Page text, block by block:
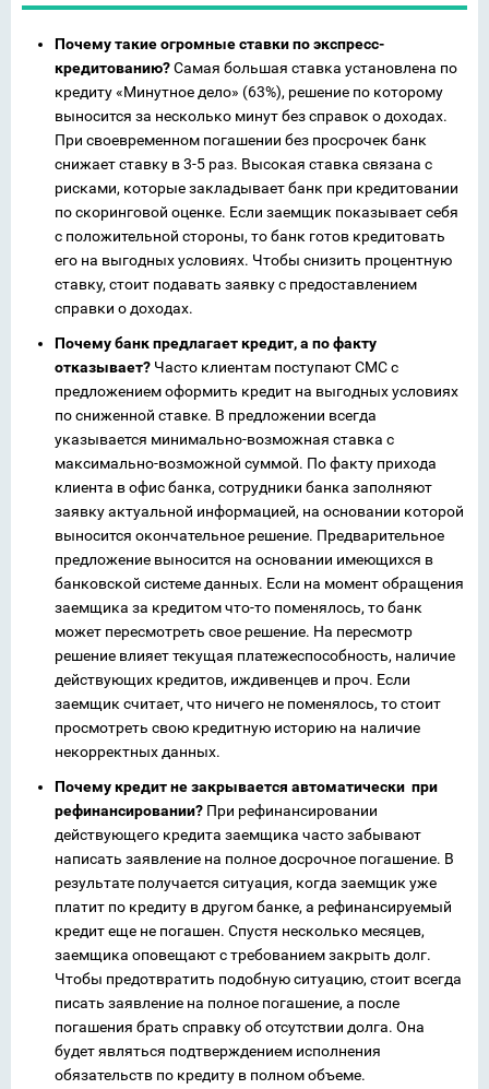
Почему такие огромные ставки по экспресс-
кредитованию?Самая большая ставка установлена по
кредиту «Минутное дело» (63%), решение по которому
выносится за несколько минут без справок о доходах.
При своевременном погашении без просрочек банк
снижает ставку в 3-5 раз. Высокая ставка связана с
рисками, которые закладывает банк при кредитовании
по скоринговой оценке. Если заемщик показывает себя
с положительной стороны, то банк готов кредитовать
его на выгодных условиях. Чтобы снизить процентную
ставку, стоит подавать заявку с предоставлением
справки о доходах.
Почему банк предлагает кредит, а по факту
отказывает? Часто клиентам поступают СМС с
предложением оформить кредит на выгодных условиях
по сниженной ставке. В предложении всегда
указывается минимально-возможная ставка с
максимально-возможной суммой. По факту прихода
клиента в офис банка, сотрудники банка заполняют
заявку актуальной информацией, на основании которой
выносится окончательное решение. Предварительное
предложение выносится на основании имеющихся в
банковской системе данных. Если на момент обращения
заемщика за кредитом что-то поменялось, то банк
может пересмотреть свое решение. На пересмотр
решение влияет текущая платежеспособность, наличие
действующих кредитов, иждивенцев и проч. Если
заемщик считает, что ничего не поменялось, то стоит
просмотреть свою кредитную историю на наличие
некорректных данных.
Почему кредит не закрывается автоматически при
рефинансировании? При рефинансировании
действующего кредита заемщика часто забывают
написать заявление на полное досрочное погашение. В
результате получается ситуация, когда заемщик уже
платит по кредиту в другом банке, а рефинансируемый
кредит еще не погашен. Спустя несколько месяцев,
заемщика оповещают с требованием закрыть долг.
Чтобы предотвратить подобную ситуацию, стоит всегда
писать заявление на полное погашение, а после
погашения брать справку об отсутствии долга. Она
будет являться подтверждением исполнения
обязательств по кредиту в полном объеме.